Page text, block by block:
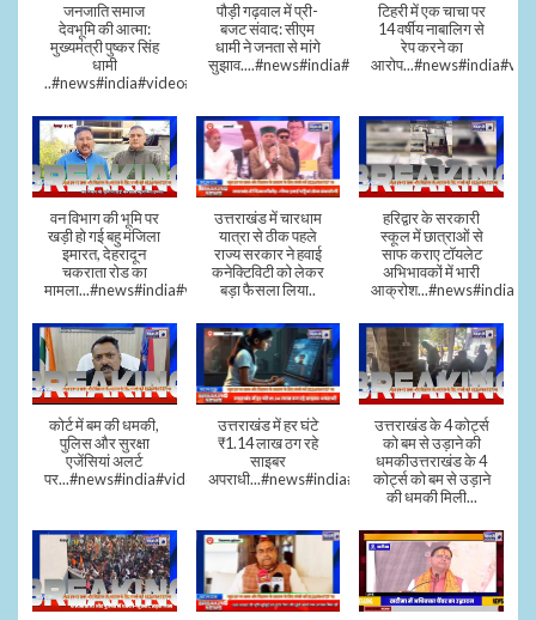
जनजाति समाज
देवभूमि की आत्मा:
मुख्यमंत्री पुष्कर सिंह
धामी
..#news#india#video#viral
पौड़ी गढ़वाल में प्री-
बजट संवाद: सीएम
धामी ने जनता से मांगे
सुझाव....#news#india#video#viral
टिहरी में एक चाचा पर
14 वर्षीय नाबालिग से
रेप करने का
वन विभाग की भूमि पर
खड़ी हो गई बहु मंजिला
इमारत, देहरादून
चकराता रोड का
मामला...#news#india#video
उत्तराखंड में चारधाम
यात्रा से ठीक पहले
राज्य सरकार ने हवाई
कनेक्टिविटी को लेकर
बड़ा फैसला लिया..
हरिद्वार के सरकारी
स्कूल में छात्राओं से
साफ कराए टॉयलेट
अभिभावकों में भारी
आक्रोश...#news#india
कोर्ट में बम की धमकी,
पुलिस और सुरक्षा
एजेंसियां अलर्ट
पर...#news#india#video#viral
उत्तराखंड में हर घंटे
₹1.14 लाख ठग रहे
साइबर
अपराधी...#news#india#video#viral
उत्तराखंड के 4 कोर्ट्स
को बम से उड़ाने की
धमकीउत्तराखंड के 4
कोर्ट्स को बम से उड़ाने
की धमकी मिली...